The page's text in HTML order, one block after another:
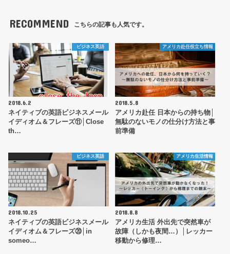
RECOMMEND こちらの記事も人気です。
ビジネス英語
2018.6.2
ネイティブの英語ビジネスメール
イディオム＆フレーズ⑪│Close
th…
アメリカ赴任役立ち情報
2018.5.8
アメリカ赴任 日本からの持ち物│
無駄のないモノの仕分け方法と事
前準備
ビジネス英語
2018.10.25
ネイティブの英語ビジネスメール
イディオム＆フレーズ⑳│in
someo…
アメリカ生活情報
2018.8.8
アメリカ生活 外出先で突然車が
故障（しかも夜間…）│レッカー
移動から修理…